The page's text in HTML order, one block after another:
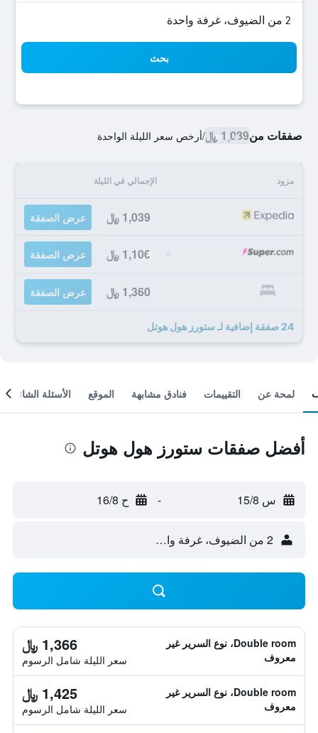
2 من الضيوف، غرفة واحدة
بحث
صفقات من1,039 ﷼ /أرخص سعر الليلة الواحدة
مزود الإجمالي في الليلة
1,039 ﷼ عرض الصفقة
1,106 ﷼ عرض الصفقة
1,360 ﷼ عرض الصفقة
24 صفقة إضافية لـ ستورز هول هوتل
لمحة عن التقييمات فنادق مشابهة الموقع الأسئلة الشائعة
أفضل صفقات ستورز هول هوتل
س 15/8 - ح 16/8
2 من الضيوف، غرفة واحدة
Double room، نوع السرير غير
معروف
1,366 ﷼
سعر الليلة شامل الرسوم
Double room، نوع السرير غير
معروف
1,425 ﷼
سعر الليلة شامل الرسوم